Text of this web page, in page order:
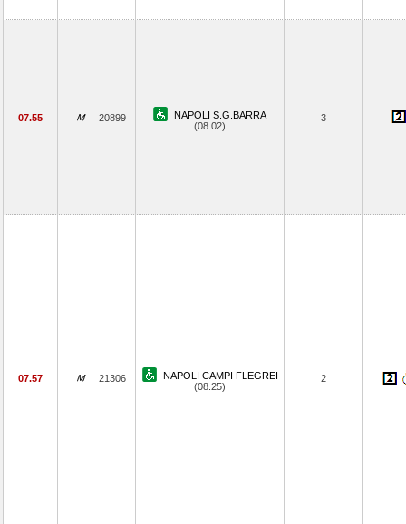
07.55 20899
NAPOLI S.G.BARRA
(08.02)
3
07.57 21306
NAPOLI CAMPI FLEGREI
(08.25)
2